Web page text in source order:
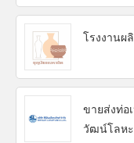
โรงงานผ
ขายส่งท่อ
วัฒน์โลห